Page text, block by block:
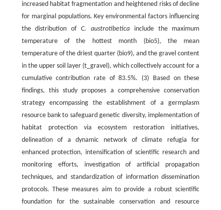
increased habitat fragmentation and heightened risks of decline
for marginal populations. Key environmental factors influencing
the distribution ofC. austrotibeticainclude the maximum
temperature of the hottest month (bio5), the mean
temperature of the driest quarter (bio9), and the gravel content
in the upper soil layer (t_gravel), which collectively account for a
cumulative contribution rate of 83.5%. (3) Based on these
findings, this study proposes a comprehensive conservation
strategy encompassing the establishment of a germplasm
resource bank to safeguard genetic diversity, implementation of
habitat protection via ecosystem restoration initiatives,
delineation of a dynamic network of climate refugia for
enhanced protection, intensification of scientific research and
monitoring efforts, investigation of artificial propagation
techniques, and standardization of information dissemination
protocols. These measures aim to provide a robust scientific
foundation for the sustainable conservation and resource